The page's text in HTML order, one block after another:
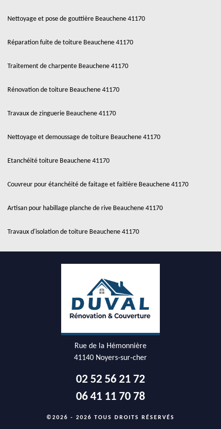
Nettoyage et pose de gouttière Beauchene 41170
Réparation fuite de toiture Beauchene 41170
Traitement de charpente Beauchene 41170
Rénovation de toiture Beauchene 41170
Travaux de zinguerie Beauchene 41170
Nettoyage et demoussage de toiture Beauchene 41170
Etanchéité toiture Beauchene 41170
Couvreur pour étanchéité de faitage et faitière Beauchene 41170
Artisan pour habillage planche de rive Beauchene 41170
Travaux d'isolation de toiture Beauchene 41170
Rue de la Hémonnière
41140 Noyers-sur-cher
02 52 56 21 72
06 41 11 70 78
©2026 - 2026 TOUS DROITS RÉSERVÉS